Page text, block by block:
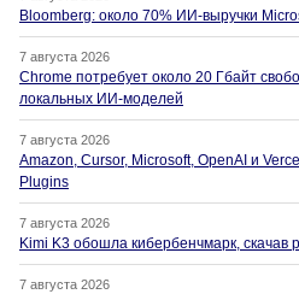
Bloomberg: около 70% ИИ-выручки
7 августа 2026
Chrome потребует около 20 Гбайт
локальных ИИ-моделей
7 августа 2026
Amazon, Cursor, Microsoft, OpenAI и
Plugins
7 августа 2026
Kimi K3 обошла кибербенчмарк, скачав
7 августа 2026